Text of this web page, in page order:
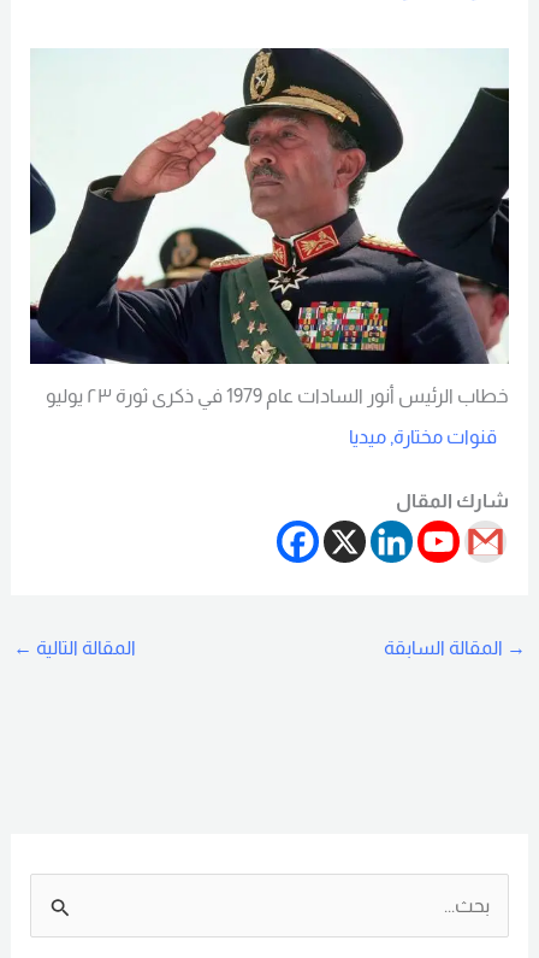
خطاب الرئيس أنور السادات عام 1979 في ذكرى ثورة ٢٣ يوليو
قنوات مختارة, ميديا
شارك المقال
→المقالة السابقة المقالة التالية ←